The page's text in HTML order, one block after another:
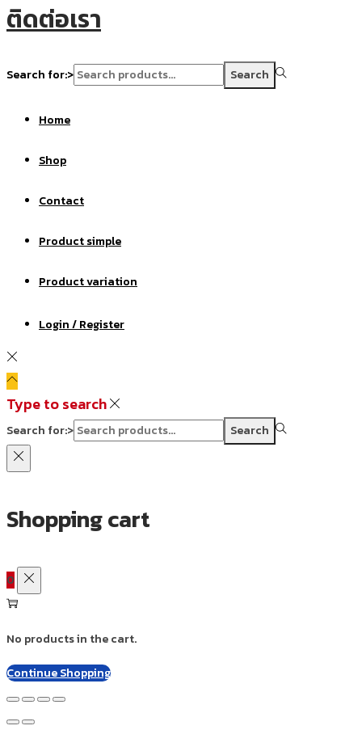
ติดต่อเรา
Search for:> Search
Home
Shop
Contact
Product simple
Product variation
Login / Register
Type to search
Search for:> Search
Shopping cart
0
No products in the cart.
Continue Shopping